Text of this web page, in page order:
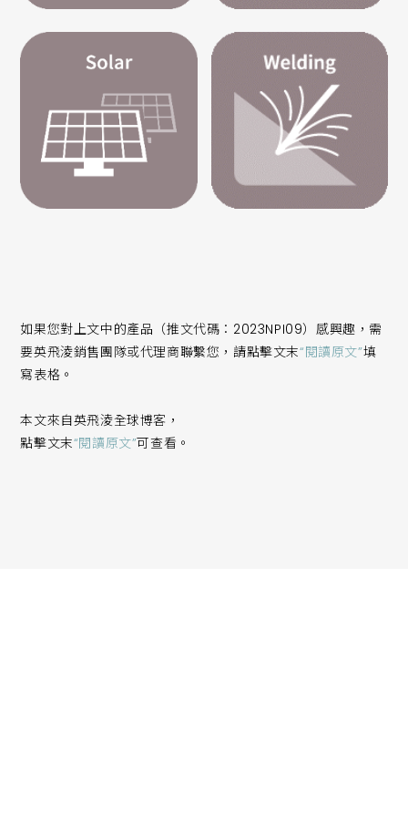
如果您對上文中的產品（推文代碼：2023NPI09）感興趣，需
要英飛淩銷售團隊或代理商聯繫您，請點擊文末“閱讀原文”填
寫表格。
本文來自英飛淩全球博客，
點擊文末“閱讀原文”可查看。